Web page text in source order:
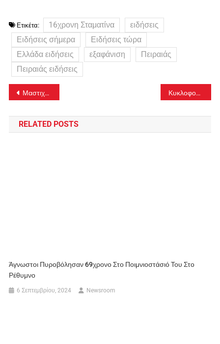
Ετικέτα: 16χρονη Σταματίνα
ειδήσεις
Ειδήσεις σήμερα
Ειδήσεις τώρα
Ελλάδα ειδήσεις
εξαφάνιση
Πειραιάς
Πειραιάς ειδήσεις
Πλοήγηση
άρθρων
Μαστιχοχώρια Χίου: Τα χωριά – λαβύρινθοι που είναι και οχυρά! Κυκλοφοριακές ρυθμίσεις στη Δυτική Αττική
RELATED POSTS
Άγνωστοι Πυροβόλησαν 69χρονο Στο Ποιμνιοστάσιό Του Στο
Ρέθυμνο
6 Σεπτεμβρίου, 2024 Newsroom